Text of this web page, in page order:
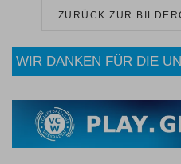
ZURÜCK ZUR
WIR DANKEN FÜR DIE